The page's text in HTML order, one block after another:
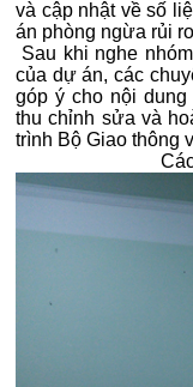
và cập nhật về số
án phòng ngừa rủi
Sau khi nghe
của dự án, các
góp ý cho nội
thu chỉnh sửa và
trình Bộ Giao thông